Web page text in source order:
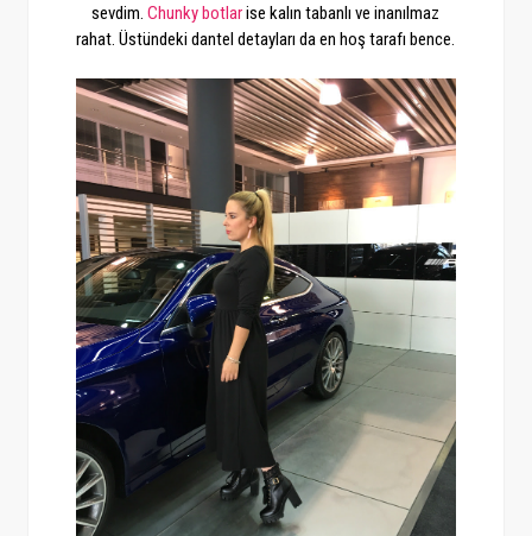
sevdim.Chunky botlarise kalın tabanlı ve inanılmaz
rahat. Üstündeki dantel detayları da en hoş tarafı bence.